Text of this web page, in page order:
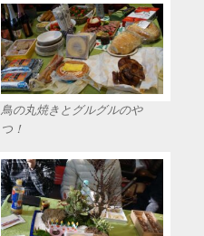
鳥の丸焼きとグルグルのや
つ！